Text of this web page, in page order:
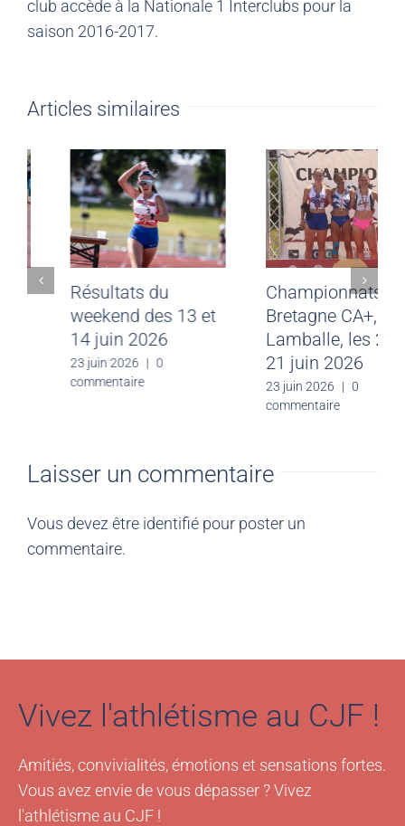
club accède à la Nationale 1 Interclubs pour la
saison 2016-2017.
Articles similaires
Meeting CJF Saint-
Malo du 28 juin
30 juin 2026 | 0
commentaire
Résultats du
weekend des 13 et
14 juin 2026
23 juin 2026
0
commentaire
commentaire.
Vivez l'athlétisme au CJF !
Vous avez envie de vous dépasser ? Vivez
l'athlétisme au CJF !